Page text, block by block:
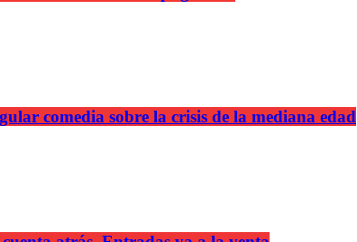
comedia sobre la crisis de la mediana edad